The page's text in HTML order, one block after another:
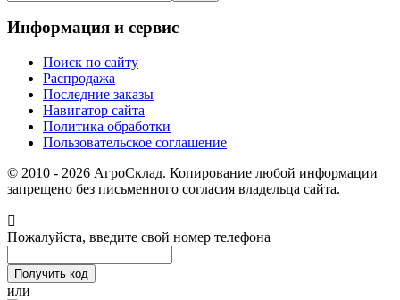
Информация и сервис
Поиск по сайту
Распродажа
Последние заказы
Навигатор сайта
Политика обработки
Пользовательское соглашение
© 2010 - 2026 АгроСклад. Копирование любой информации
запрещено без письменного согласия владельца сайта.
Пожалуйста, введите свой номер телефона
или